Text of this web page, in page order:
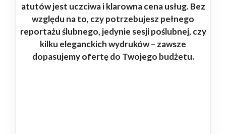
atutów jest uczciwa i klarowna cena usług. Bez
względu na to, czy potrzebujesz pełnego
reportażu ślubnego, jedynie sesji poślubnej, czy
kilku eleganckich wydruków – zawsze
dopasujemy ofertę do Twojego budżetu.